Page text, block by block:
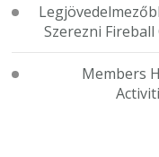
Szerezni Fireball
Members